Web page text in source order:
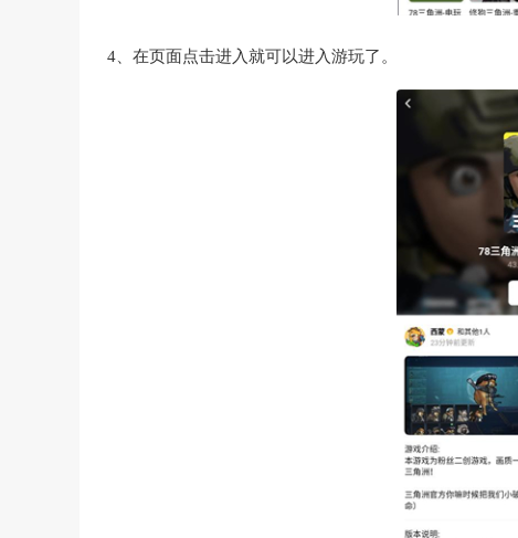
4、在页面点击进入就可以进入游玩了。